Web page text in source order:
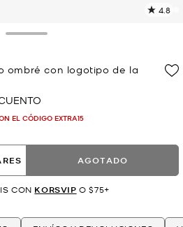
4.8
ombré con logotipo de la
EL CÓDIGO EXTRA15
AGOTADO
CON KORSVIP O $75+